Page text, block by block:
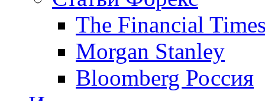
The Financial
Morgan Stanley
Bloomberg Россия